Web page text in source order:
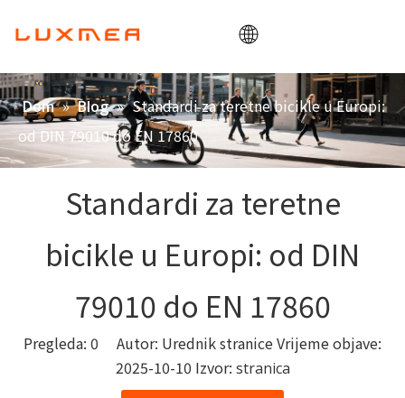
Dom
Tvrtka
Teretni bicikl
Korisnost
Dom » Blog » Standardi za teretne bicikle u Europi:
od DIN 79010 do EN 17860
Standardi za teretne
bicikle u Europi: od DIN
79010 do EN 17860
Pregleda: 0 Autor: Urednik stranice Vrijeme objave:
2025-10-10 Izvor: stranica